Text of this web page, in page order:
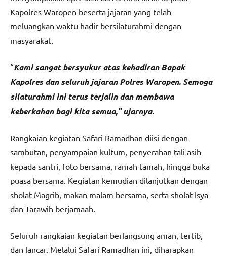
Kapolres Waropen beserta jajaran yang telah
meluangkan waktu hadir bersilaturahmi dengan
masyarakat.
“Kami sangat bersyukur atas kehadiran Bapak
Kapolres dan seluruh jajaran Polres Waropen. Semoga
silaturahmi ini terus terjalin dan membawa
keberkahan bagi kita semua,” ujarnya.
Rangkaian kegiatan Safari Ramadhan diisi dengan
sambutan, penyampaian kultum, penyerahan tali asih
kepada santri, foto bersama, ramah tamah, hingga buka
puasa bersama. Kegiatan kemudian dilanjutkan dengan
sholat Magrib, makan malam bersama, serta sholat Isya
dan Tarawih berjamaah.
Seluruh rangkaian kegiatan berlangsung aman, tertib,
dan lancar. Melalui Safari Ramadhan ini, diharapkan